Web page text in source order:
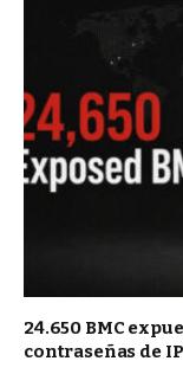
24.650 BMC
contraseñas de